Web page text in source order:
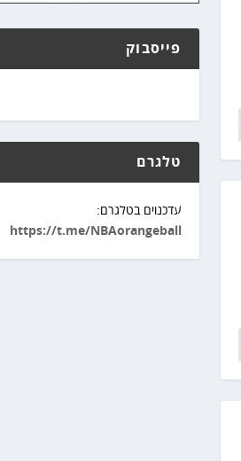
פייסבוק
טלגרם
עדכנוים בטלגרם:
https://t.me/NBAorangeball